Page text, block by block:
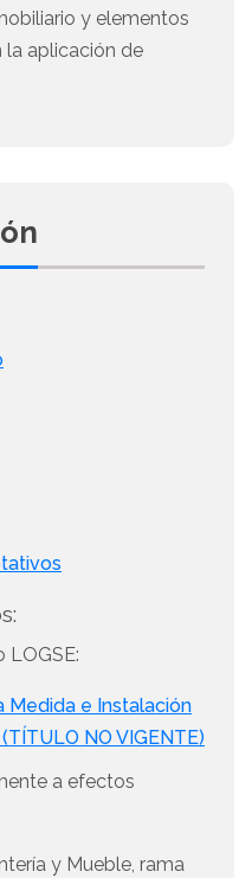
y elementos
la aplicación de
LOGSE:
Medida e Instalación
NO VIGENTE)
a efectos
y Mueble, rama